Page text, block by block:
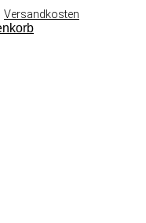
Versandkosten